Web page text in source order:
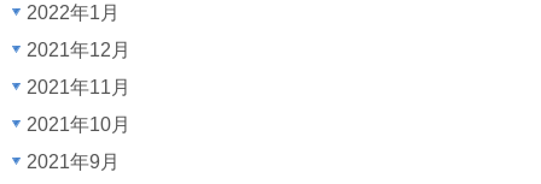
2022年1月
2021年12月
2021年11月
2021年10月
2021年9月